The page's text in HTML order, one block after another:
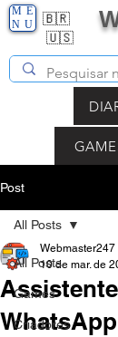
🇧🇷
🇺🇸
ME
NU
Post
All Posts
Games
Criadores
All Posts
WhatsApp
Webmaster247
10 de mar. de